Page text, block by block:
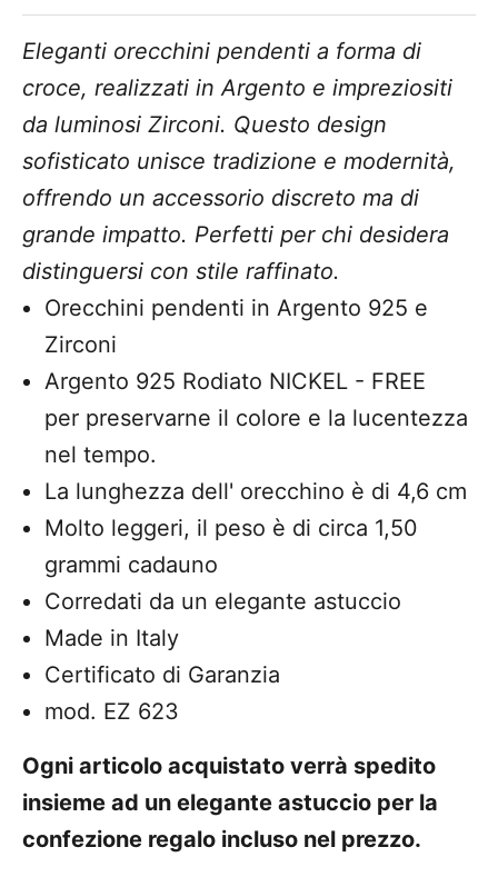
Eleganti orecchini pendenti a forma di
croce, realizzati in Argento e impreziositi
da luminosi Zirconi. Questo design
sofisticato unisce tradizione e modernità,
offrendo un accessorio discreto ma di
grande impatto. Perfetti per chi desidera
distinguersi con stile raffinato.
Orecchini pendenti in Argento 925 e
Zirconi
Argento 925 Rodiato NICKEL - FREE
per preservarne il colore e la lucentezza
nel tempo.
La lunghezza dell' orecchino è di 4,6 cm
Molto leggeri, il peso è di circa 1,50
grammi cadauno
Corredati da un elegante astuccio
Made in Italy
Certificato di Garanzia
mod. EZ 623
Ogni articolo acquistato verrà spedito
insieme ad un elegante astuccio per la
confezione regalo incluso nel prezzo.